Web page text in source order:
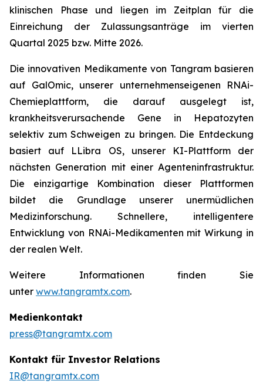
klinischen Phase und liegen im Zeitplan für die
Einreichung der Zulassungsanträge im vierten
Quartal 2025 bzw. Mitte 2026.
Die innovativen Medikamente von Tangram basieren
auf GalOmic, unserer unternehmenseigenen RNAi-
Chemieplattform, die darauf ausgelegt ist,
krankheitsverursachende Gene in Hepatozyten
selektiv zum Schweigen zu bringen. Die Entdeckung
basiert auf LLibra OS, unserer KI-Plattform der
nächsten Generation mit einer Agenteninfrastruktur.
Die einzigartige Kombination dieser Plattformen
bildet die Grundlage unserer unermüdlichen
Medizinforschung. Schnellere, intelligentere
Entwicklung von RNAi-Medikamenten mit Wirkung in
der realen Welt.
Weitere Informationen finden Sie
unter www.tangramtx.com.
Medienkontakt
press@tangramtx.com
Kontakt für Investor Relations
IR@tangramtx.com